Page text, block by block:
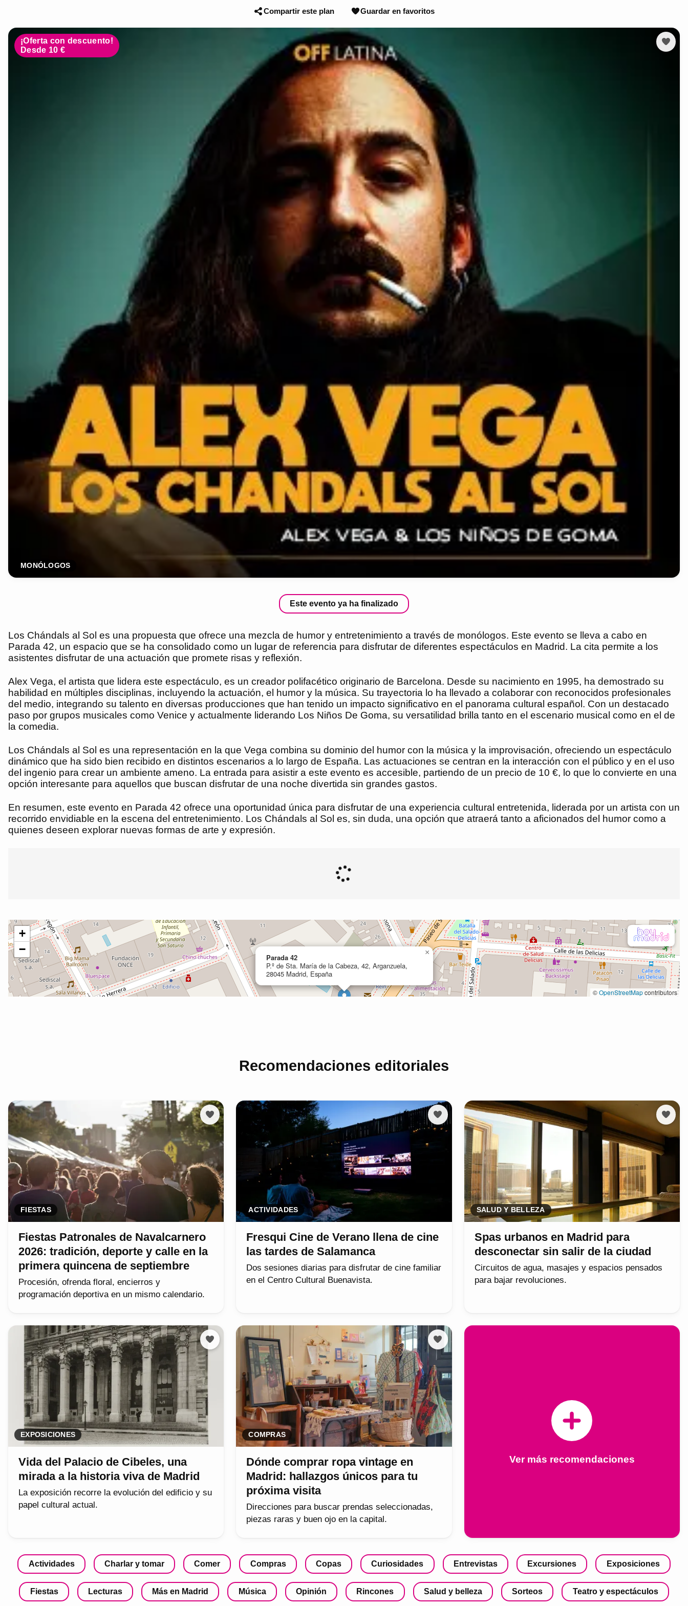
Compartir este plan Guardar en favoritos
¡Oferta con descuento!
Desde 10 €
MONÓLOGOS
Este evento ya ha finalizado
Los Chándals al Sol es una propuesta que ofrece una mezcla de humor y entretenimiento a través de monólogos. Este evento se lleva a cabo en
Parada 42, un espacio que se ha consolidado como un lugar de referencia para disfrutar de diferentes espectáculos en Madrid. La cita permite a los
asistentes disfrutar de una actuación que promete risas y reflexión.
Alex Vega, el artista que lidera este espectáculo, es un creador polifacético originario de Barcelona. Desde su nacimiento en 1995, ha demostrado su
habilidad en múltiples disciplinas, incluyendo la actuación, el humor y la música. Su trayectoria lo ha llevado a colaborar con reconocidos profesionales
del medio, integrando su talento en diversas producciones que han tenido un impacto significativo en el panorama cultural español. Con un destacado
paso por grupos musicales como Venice y actualmente liderando Los Niños De Goma, su versatilidad brilla tanto en el escenario musical como en el de
la comedia.
Los Chándals al Sol es una representación en la que Vega combina su dominio del humor con la música y la improvisación, ofreciendo un espectáculo
dinámico que ha sido bien recibido en distintos escenarios a lo largo de España. Las actuaciones se centran en la interacción con el público y en el uso
del ingenio para crear un ambiente ameno. La entrada para asistir a este evento es accesible, partiendo de un precio de 10 €, lo que lo convierte en una
opción interesante para aquellos que buscan disfrutar de una noche divertida sin grandes gastos.
En resumen, este evento en Parada 42 ofrece una oportunidad única para disfrutar de una experiencia cultural entretenida, liderada por un artista con un
recorrido envidiable en la escena del entretenimiento. Los Chándals al Sol es, sin duda, una opción que atraerá tanto a aficionados del humor como a
quienes deseen explorar nuevas formas de arte y expresión.
Recomendaciones editoriales
FIESTAS
Fiestas Patronales de Navalcarnero
2026: tradición, deporte y calle en la
primera quincena de septiembre
Procesión, ofrenda floral, encierros y
programación deportiva en un mismo calendario.
ACTIVIDADES
Fresqui Cine de Verano llena de cine
las tardes de Salamanca
Dos sesiones diarias para disfrutar de cine familiar
en el Centro Cultural Buenavista.
SALUD Y BELLEZA
Spas urbanos en Madrid para
desconectar sin salir de la ciudad
Circuitos de agua, masajes y espacios pensados
para bajar revoluciones.
EXPOSICIONES
Vida del Palacio de Cibeles, una
mirada a la historia viva de Madrid
La exposición recorre la evolución del edificio y su
papel cultural actual.
COMPRAS
Dónde comprar ropa vintage en
Madrid: hallazgos únicos para tu
próxima visita
Direcciones para buscar prendas seleccionadas,
piezas raras y buen ojo en la capital.
Ver más recomendaciones
Actividades Charlar y tomar Comer Compras Copas Curiosidades Entrevistas Excursiones Exposiciones
Fiestas Lecturas Más en Madrid Música Opinión Rincones Salud y belleza Sorteos Teatro y espectáculos